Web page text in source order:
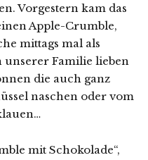
Vorgestern kam das
Apple-Crumble,
mittags mal als
unserer Familie lieben
die auch ganz
naschen oder vom
mit Schokolade“,